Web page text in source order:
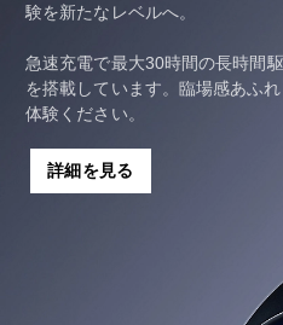
験を新たなレベルへ。
急速充電で最大30時間の長時間
を搭載しています。臨場感あふ
体験ください。
詳細を見る